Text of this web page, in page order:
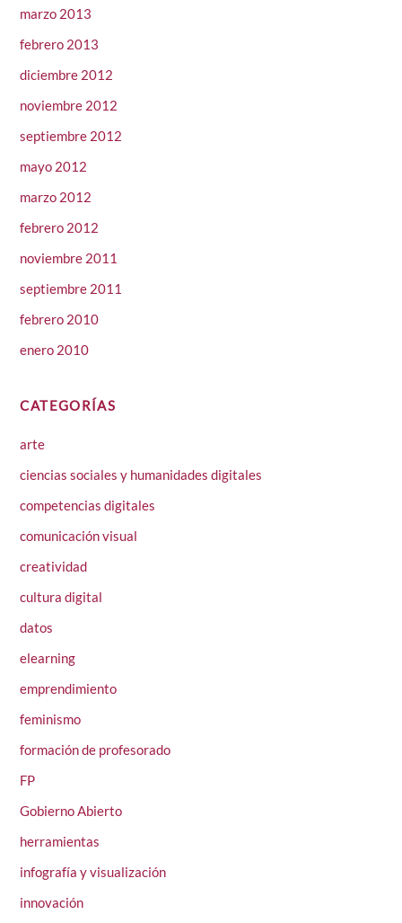
marzo 2013
febrero 2013
diciembre 2012
noviembre 2012
septiembre 2012
mayo 2012
marzo 2012
febrero 2012
noviembre 2011
septiembre 2011
febrero 2010
enero 2010
CATEGORÍAS
arte
ciencias sociales y humanidades digitales
competencias digitales
comunicación visual
creatividad
cultura digital
datos
elearning
emprendimiento
feminismo
formación de profesorado
FP
Gobierno Abierto
herramientas
infografía y visualización
innovación